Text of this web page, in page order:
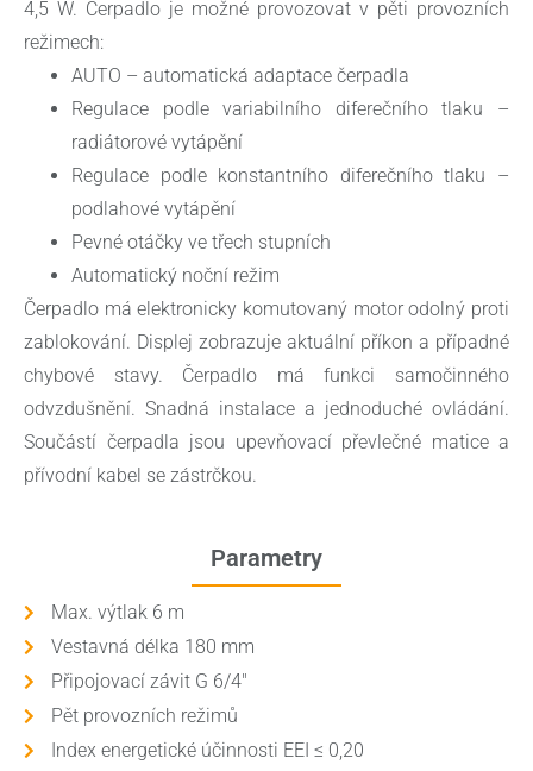
4,5 W. Čerpadlo je možné provozovat v pěti provozních
režimech:
AUTO – automatická adaptace čerpadla
Regulace podle variabilního diferečního tlaku –
radiátorové vytápění
Regulace podle konstantního diferečního tlaku –
podlahové vytápění
Pevné otáčky ve třech stupních
Automatický noční režim
Čerpadlo má elektronicky komutovaný motor odolný proti
zablokování. Displej zobrazuje aktuální příkon a případné
chybové stavy. Čerpadlo má funkci samočinného
odvzdušnění. Snadná instalace a jednoduché ovládání.
Součástí čerpadla jsou upevňovací převlečné matice a
přívodní kabel se zástrčkou.
Parametry
Max. výtlak 6 m
Vestavná délka 180 mm
Připojovací závit G 6/4"
Pět provozních režimů
Index energetické účinnosti EEI ≤ 0,20